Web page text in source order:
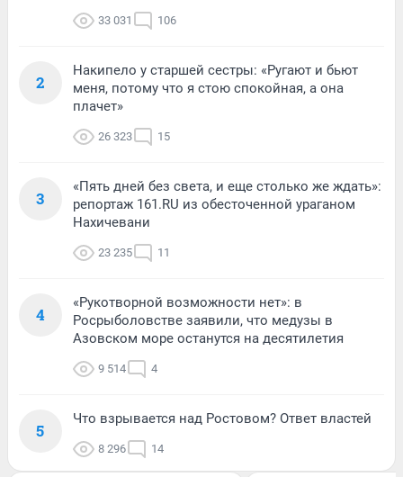
33 031 106
2
Накипело у старшей сестры: «Ругают и бьют
меня, потому что я стою спокойная, а она
плачет»
26 323 15
3
«Пять дней без света, и еще столько же ждать»:
репортаж 161.RU из обесточенной ураганом
Нахичевани
23 235 11
4
«Рукотворной возможности нет»: в
Росрыболовстве заявили, что медузы в
Азовском море останутся на десятилетия
9 514 4
5
Что взрывается над Ростовом? Ответ властей
8 296 14